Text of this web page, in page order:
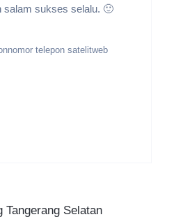
salam sukses selalu. 🙂
nomor telepon satelitweb
Tangerang Selatan